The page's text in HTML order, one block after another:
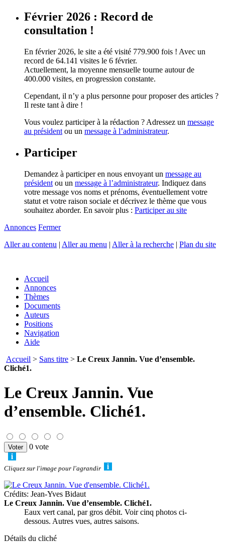
Février 2026 : Record de
consultation !
En février 2026, le site a été visité 779.900 fois ! Avec un
record de 64.141 visites le 6 février.
Actuellement, la moyenne mensuelle tourne autour de
400.000 visites, en progression constante.
Cependant, il n’y a plus personne pour proposer des articles ?
Il reste tant à dire !
Vous voulez participer à la rédaction ? Adressez un message
au président ou un message à l’administrateur.
Participer
Demandez à participer en nous envoyant un message au
président ou un message à l’administrateur. Indiquez dans
votre message vos noms et prénoms, éventuellement votre
statut et votre raison sociale et décrivez le thème que vous
souhaitez aborder. En savoir plus : Participer au site
Annonces Fermer
Aller au contenu | Aller au menu | Aller à la recherche | Plan du site
Accueil
Annonces
Thèmes
Documents
Auteurs
Positions
Navigation
Aide
Accueil > Sans titre > Le Creux Jannin. Vue d’ensemble.
Cliché1.
Le Creux Jannin. Vue
d’ensemble. Cliché1.
0 vote
Cliquez sur l'image pour l'agrandir
Crédits: Jean-Yves Bidaut
Le Creux Jannin. Vue d’ensemble. Cliché1.
Eaux vert canal, par gros débit. Voir cinq photos ci-
dessous. Autres vues, autres saisons.
Détails du cliché